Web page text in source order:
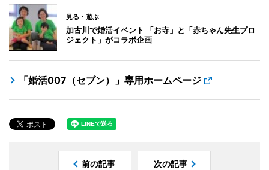
見る・遊ぶ
加古川で婚活イベント 「お寺」と「赤ちゃん先生プロ
ジェクト」がコラボ企画
「婚活007（セブン）」専用ホームページ
前の記事 次の記事